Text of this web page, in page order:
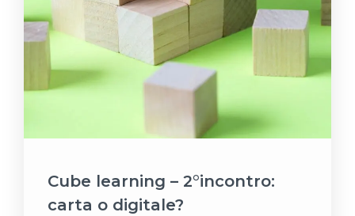
Cube learning – 2°incontro:
carta o digitale?